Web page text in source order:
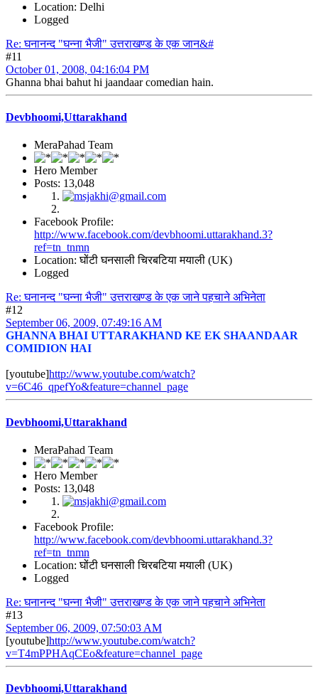
Location: Delhi
Logged
Re: घनानन्द "घन्ना भैजी" उत्तराखण्ड के एक जान&#
#11
October 01, 2008, 04:16:04 PM
Ghanna bhai bahut hi jaandaar comedian hain.
Devbhoomi,Uttarakhand
MeraPahad Team
Hero Member
Posts: 13,048
Facebook Profile:
http://www.facebook.com/devbhoomi.uttarakhand.3?
ref=tn_tnmn
Location: घोंटी घनसाली चिरबटिया मयाली (UK)
Logged
Re: घनानन्द "घन्ना भैजी" उत्तराखण्ड के एक जाने पहचाने अभिनेता
#12
September 06, 2009, 07:49:16 AM
GHANNA BHAI UTTARAKHAND KE EK SHAANDAAR
COMIDION HAI
[youtube]http://www.youtube.com/watch?
v=6C46_qpefYo&feature=channel_page
Devbhoomi,Uttarakhand
MeraPahad Team
Hero Member
Posts: 13,048
Facebook Profile:
http://www.facebook.com/devbhoomi.uttarakhand.3?
ref=tn_tnmn
Location: घोंटी घनसाली चिरबटिया मयाली (UK)
Logged
Re: घनानन्द "घन्ना भैजी" उत्तराखण्ड के एक जाने पहचाने अभिनेता
#13
September 06, 2009, 07:50:03 AM
[youtube]http://www.youtube.com/watch?
v=T4mPPHAqCEo&feature=channel_page
Devbhoomi,Uttarakhand